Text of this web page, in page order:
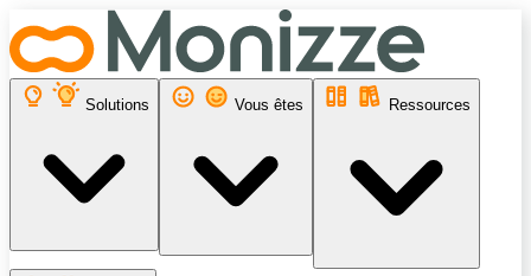
Solutions Vous êtes Ressources